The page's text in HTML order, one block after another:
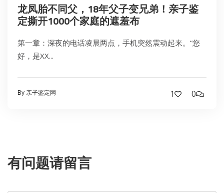
龙凤胎不同父，18年父子变兄弟！亲子鉴
定撕开1000个家庭的遮羞布
第一章：深夜的电话凌晨两点，手机突然震动起来。“您
好，是XX...
By 亲子鉴定网 1 0
有问题请留言